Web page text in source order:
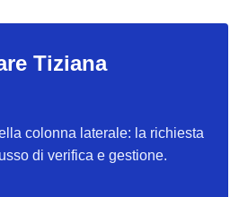
Tiziana
colonna laterale: la richiesta
di verifica e gestione.